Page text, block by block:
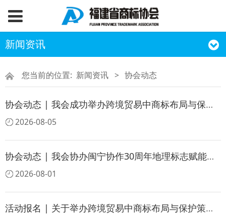
新闻资讯
您当前的位置: 新闻资讯 > 协会动态
协会动态 | 我会成功举办跨境贸易中商标布局与保护策略培训班
2026-08-05
协会动态 | 我会协办闽宁协作30周年地理标志赋能区域经济发展交流活动（福建专场）
2026-08-01
活动报名 | 关于举办跨境贸易中商标布局与保护策略培训班的通知